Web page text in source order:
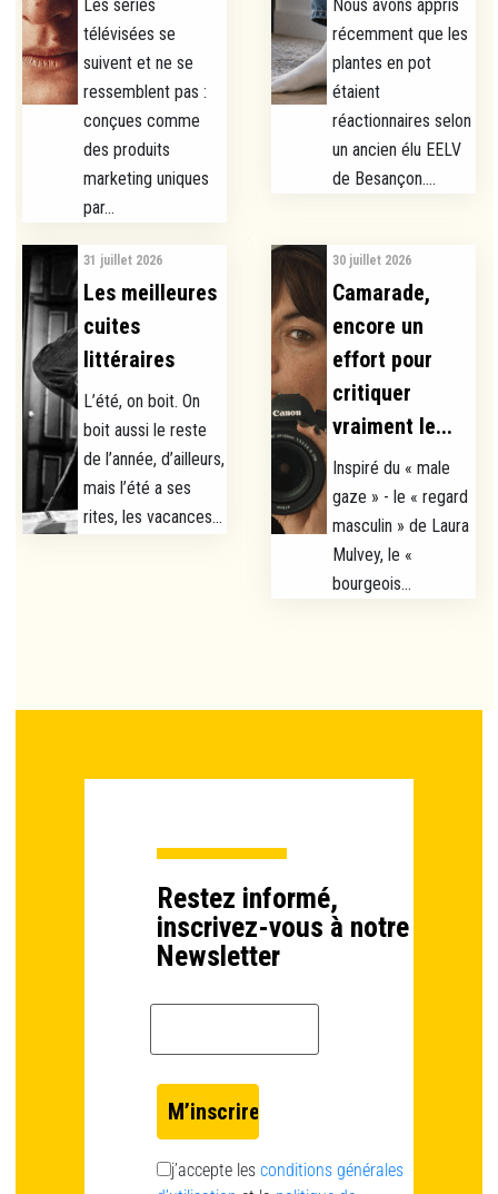
Les séries
télévisées se
suivent et ne se
ressemblent pas :
conçues comme
des produits
marketing uniques
par...
Nous avons appris
récemment que les
plantes en pot
étaient
réactionnaires selon
un ancien élu EELV
de Besançon....
31 juillet 2026
Les meilleures
cuites
littéraires
L’été, on boit. On
boit aussi le reste
de l’année, d’ailleurs,
mais l’été a ses
rites, les vacances...
30 juillet 2026
Camarade,
encore un
effort pour
critiquer
vraiment le...
Inspiré du « male
gaze » - le « regard
masculin » de Laura
Mulvey, le «
bourgeois...
Restez informé,
inscrivez-vous à notre
Newsletter
j’accepte les conditions générales